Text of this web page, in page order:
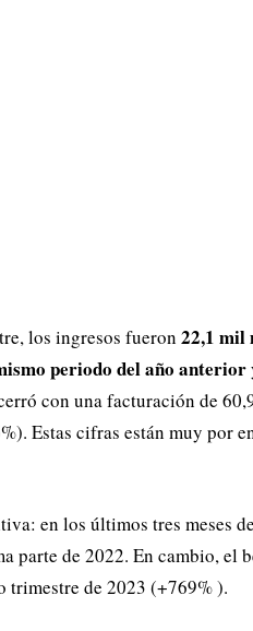
los ingresos fueron 22,1 mil
periodo del año anterior
con una facturación de
Estas cifras están muy por
en los últimos tres meses
parte de 2022. En cambio, el
trimestre de 2023 (+769% ).